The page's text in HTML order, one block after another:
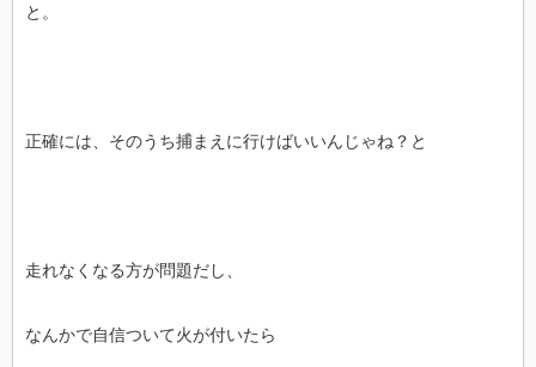
と。
正確には、そのうち捕まえに行けばいいんじゃね？と
走れなくなる方が問題だし、
なんかで自信ついて火が付いたら